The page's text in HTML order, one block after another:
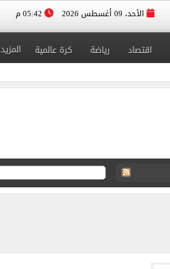
الأحد، 09 أغسطس 2026
اقتصاد رياضة كرة عالمية المزيد